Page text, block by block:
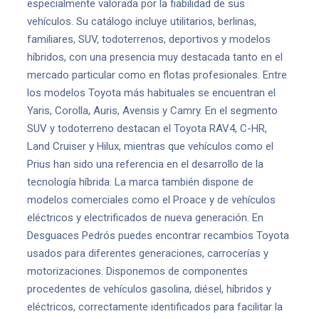
especialmente valorada por la fiabilidad de sus
vehículos. Su catálogo incluye utilitarios, berlinas,
familiares, SUV, todoterrenos, deportivos y modelos
híbridos, con una presencia muy destacada tanto en el
mercado particular como en flotas profesionales. Entre
los modelos Toyota más habituales se encuentran el
Yaris, Corolla, Auris, Avensis y Camry. En el segmento
SUV y todoterreno destacan el Toyota RAV4, C-HR,
Land Cruiser y Hilux, mientras que vehículos como el
Prius han sido una referencia en el desarrollo de la
tecnología híbrida. La marca también dispone de
modelos comerciales como el Proace y de vehículos
eléctricos y electrificados de nueva generación. En
Desguaces Pedrós puedes encontrar recambios Toyota
usados para diferentes generaciones, carrocerías y
motorizaciones. Disponemos de componentes
procedentes de vehículos gasolina, diésel, híbridos y
eléctricos, correctamente identificados para facilitar la